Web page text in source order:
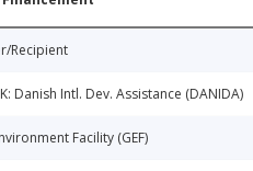
Recipient
Danish Intl. Dev. Assistance (DANIDA)
Facility (GEF)